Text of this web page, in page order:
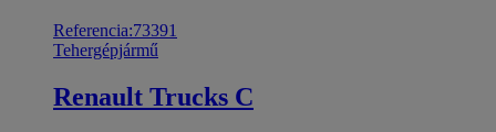
Referencia:73391
Tehergépjármű
Renault Trucks C